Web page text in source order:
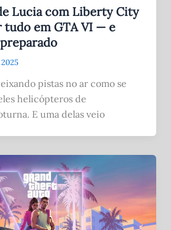
Lucia com Liberty City
tudo em GTA VI — e
pistas no ar como se
helicópteros de
E uma delas veio